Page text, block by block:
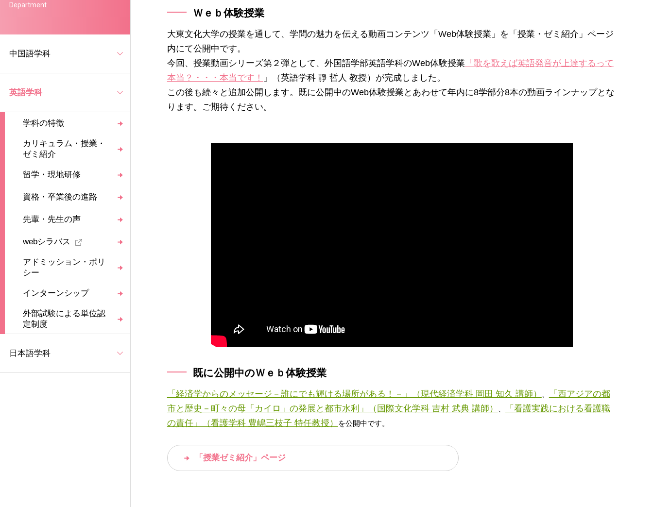
Department
中国語学科
英語学科
学科の特徴
カリキュラム・授業・
ゼミ紹介
留学・現地研修
資格・卒業後の進路
先輩・先生の声
webシラバス
アドミッション・ポリ
シー
インターンシップ
外部試験による単位認
定制度
日本語学科
Ｗｅｂ体験授業
大東文化大学の授業を通して、学問の魅力を伝える動画コンテンツ「Web体験授業」を「授業・ゼミ紹介」ページ
内にて公開中です。
今回、授業動画シリーズ第２弾として、外国語学部英語学科のWeb体験授業 「歌を歌えば英語発音が上達するって
本当？・・・本当です！
」（英語学科 靜 哲人 教授）が完成しました。
この後も続々と追加公開します。既に公開中のWeb体験授業とあわせて年内に8学部分8本の動画ラインナップとな
ります。ご期待ください。
既に公開中のＷｅｂ体験授業
「経済学からのメッセージ－誰にでも輝ける場所がある！－」（現代経済学科 岡田 知久 講師）
「西アジアの都
市と歴史－町々の母「カイロ」の発展と都市水利」（国際文化学科 吉村 武典 講師）
「看護実践における看護職
の責任」（看護学科 豊嶋三枝子 特任教授）
を公開中です。
「授業ゼミ紹介」ページ